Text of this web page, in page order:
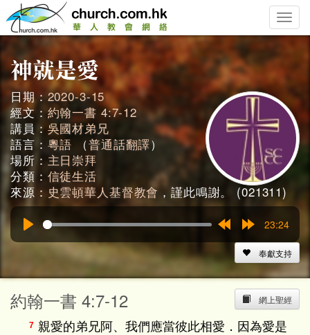
Toggle
日期：2020-3-15
經文：約翰一書 4:7-12
講員： 吳國材弟兄
語言： 粵語 （普通話翻譯）
場所： 主日崇拜
分類： 信徒生活
來源： 史雲頓華人基督教會，謹此鳴謝。 (021311)
15s
23:24
奉獻支持
網上聖經
約翰一書 4:7-12
7 親愛的弟兄阿、我們應當彼此相愛．因為愛是